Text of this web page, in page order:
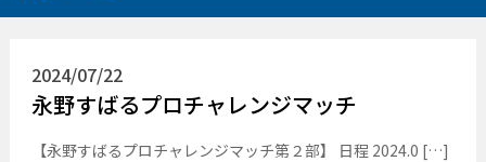
2024/07/22
永野すばるプロチャレンジマッチ
【永野すばるプロチャレンジマッチ第２部】 日程 2024.0 […]